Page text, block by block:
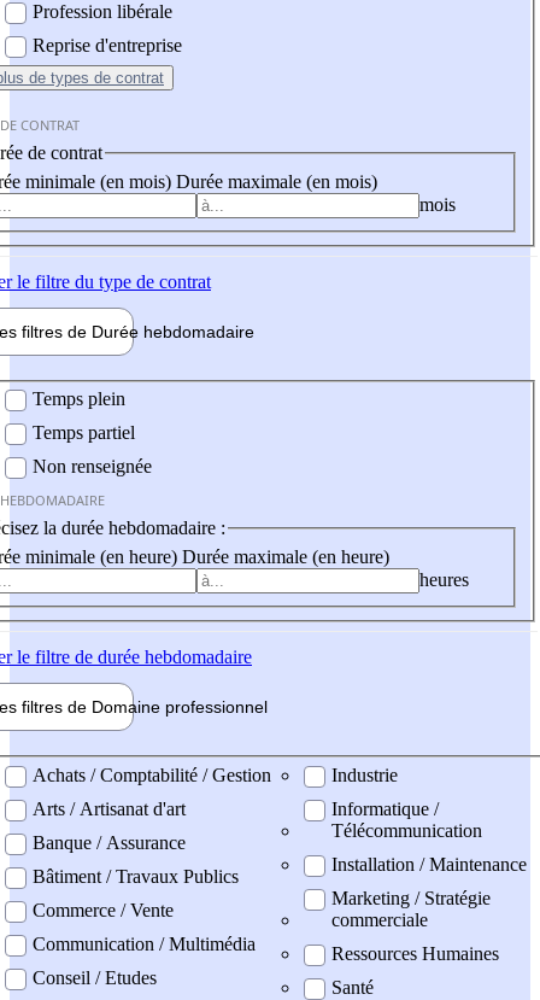
Profession libérale
Reprise d'entreprise
de types de contrat
CONTRAT
de contrat
minimale (en mois) Durée maximale (en mois)
mois
le filtre du type de contrat
filtres de Durée hebdomadaire
Temps plein
Temps partiel
Non renseignée
la durée hebdomadaire :
minimale (en heure) Durée maximale (en heure)
heures
le filtre de durée hebdomadaire
filtres de Domaine professionnel
professionel
Achats / Comptabilité / Gestion
Arts / Artisanat d'art
Banque / Assurance
Bâtiment / Travaux Publics
Commerce / Vente
Communication / Multimédia
Conseil / Etudes
Industrie
Informatique /
Télécommunication
Installation / Maintenance
Marketing / Stratégie
commerciale
Ressources Humaines
Santé